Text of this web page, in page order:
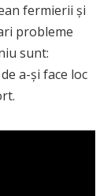
fermierii și
probleme
sunt:
a-și face loc